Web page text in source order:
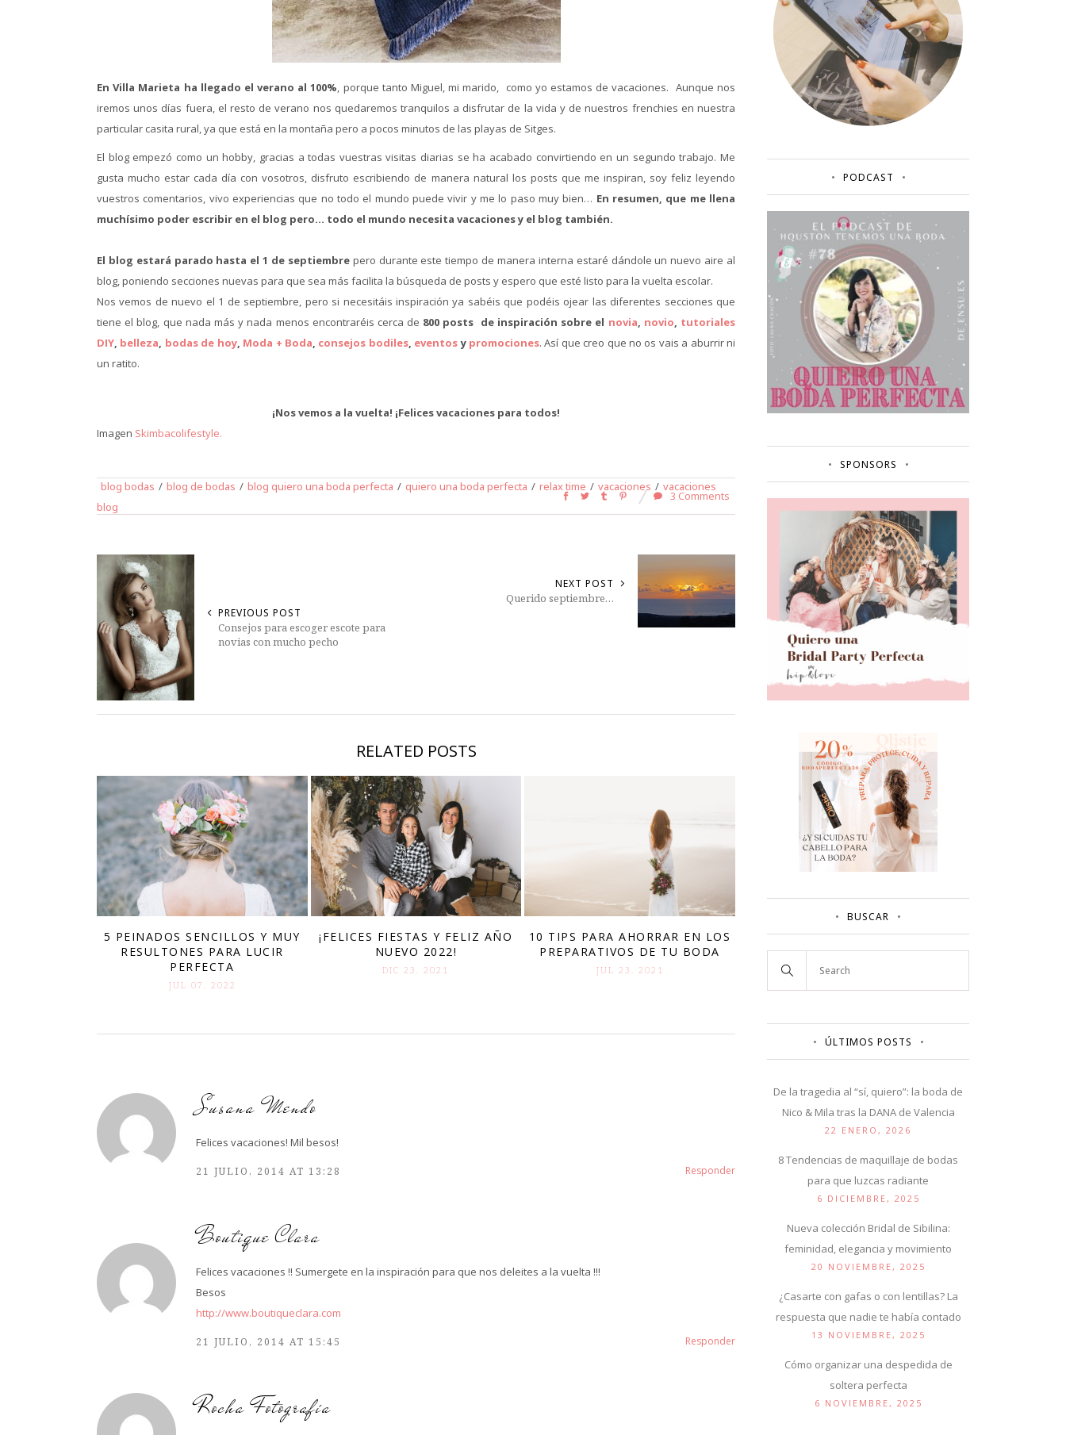
En Villa Marieta ha llegado el verano al 100%, porque tanto Miguel, mi marido, como yo estamos de vacaciones. Aunque nos
iremos unos días fuera, el resto de verano nos quedaremos tranquilos a disfrutar de la vida y de nuestros frenchies en nuestra
particular casita rural, ya que está en la montaña pero a pocos minutos de las playas de Sitges.
El blog empezó como un hobby, gracias a todas vuestras visitas diarias se ha acabado convirtiendo en un segundo trabajo. Me
gusta mucho estar cada día con vosotros, disfruto escribiendo de manera natural los posts que me inspiran, soy feliz leyendo
vuestros comentarios, vivo experiencias que no todo el mundo puede vivir y me lo paso muy bien… En resumen, que me llena
muchísimo poder escribir en el blog pero… todo el mundo necesita vacaciones y el blog también.
El blog estará parado hasta el 1 de septiembrepero durante este tiempo de manera interna estaré dándole un nuevo aire al
blog, poniendo secciones nuevas para que sea más facilita la búsqueda de posts y espero que esté listo para la vuelta escolar.
Nos vemos de nuevo el 1 de septiembre, pero si necesitáis inspiración ya sabéis que podéis ojear las diferentes secciones que
tiene el blog, que nada más y nada menos encontraréis cerca de 800 posts de inspiración sobre el novia, novio, tutoriales
DIY, belleza, bodas de hoy, Moda + Boda, consejos bodiles, eventosy promociones. Así que creo que no os vais a aburrir ni
un ratito.
¡Nos vemos a la vuelta! ¡Felices vacaciones para todos!
Imagen Skimbacolifestyle.
blog bodas / blog de bodas / blog quiero una boda perfecta / quiero una boda perfecta / relax time / vacaciones / vacaciones
blog
3 Comments
PREVIOUS POST
Consejos para escoger escote para
novias con mucho pecho
NEXT POST
Querido septiembre…
RELATED POSTS
5 PEINADOS SENCILLOS Y MUY
RESULTONES PARA LUCIR
PERFECTA
JUL 07. 2022
¡FELICES FIESTAS Y FELIZ AÑO
NUEVO 2022!
DIC 23. 2021
10 TIPS PARA AHORRAR EN LOS
PREPARATIVOS DE TU BODA
JUL 23. 2021
Susana Mendo
Felices vacaciones! Mil besos!
21 JULIO, 2014 AT 13:28 Responder
Boutique Clara
Felices vacaciones !! Sumergete en la inspiración para que nos deleites a la vuelta !!!
Besos
http://www.boutiqueclara.com
21 JULIO, 2014 AT 15:45 Responder
Rocha Fotografía
PODCAST
SPONSORS
BUSCAR
ÚLTIMOS POSTS
De la tragedia al “sí, quiero”: la boda de
Nico & Mila tras la DANA de Valencia
22 ENERO, 2026
8 Tendencias de maquillaje de bodas
para que luzcas radiante
6 DICIEMBRE, 2025
Nueva colección Bridal de Sibilina:
feminidad, elegancia y movimiento
20 NOVIEMBRE, 2025
¿Casarte con gafas o con lentillas? La
respuesta que nadie te había contado
13 NOVIEMBRE, 2025
Cómo organizar una despedida de
soltera perfecta
6 NOVIEMBRE, 2025